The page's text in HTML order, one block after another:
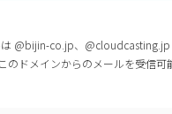
@bijin-co.jp、
のドメインからのメールを受信可